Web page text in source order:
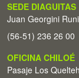
SEDE DIAGUITAS
Juan Georgini
(56-51) 236 26 00
OFICINA CHILOÉ
Pasaje Los